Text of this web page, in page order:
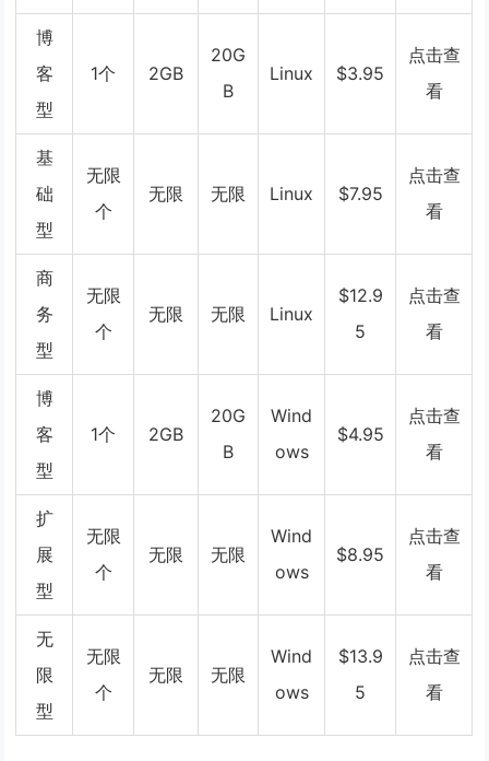
博
客
型
1个 2GB
20G
B
Linux $3.95
点击查
看
基
础
型
无限
个
无限 无限 Linux $7.95
点击查
看
商
务
型
无限
个
无限 无限 Linux
$12.9
5
点击查
看
博
客
型
1个 2GB
20G
B
Wind
ows
$4.95
点击查
看
扩
展
型
无限
个
无限 无限
Wind
ows
$8.95
点击查
看
无
限
型
无限
个
无限 无限
Wind
ows
$13.9
5
点击查
看